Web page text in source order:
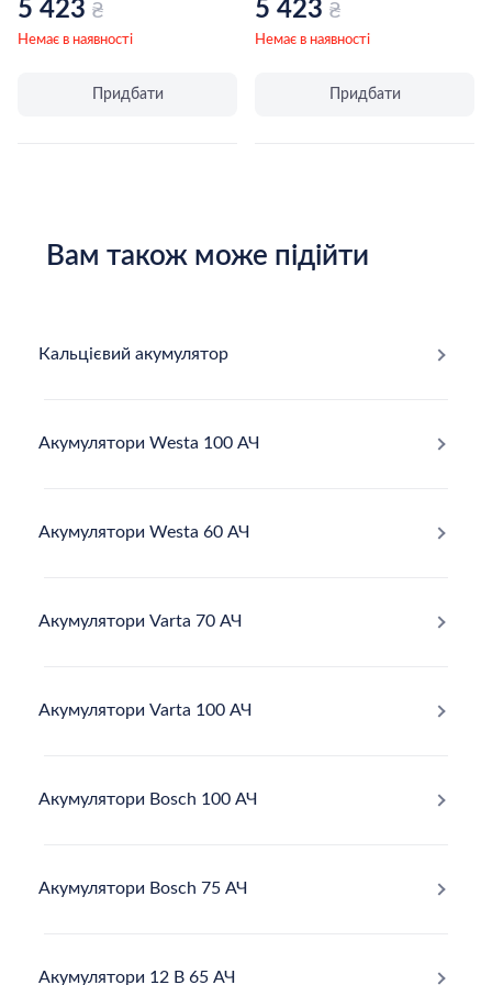
5 423 ₴
Немає в наявності
Придбати
5 423 ₴
Немає в наявності
Придбати
Вам також може підійти
Кальцієвий акумулятор
Акумулятори Westa 100 АЧ
Акумулятори Westa 60 АЧ
Акумулятори Varta 70 АЧ
Акумулятори Varta 100 АЧ
Акумулятори Bosch 100 АЧ
Акумулятори Bosch 75 АЧ
Акумулятори 12 В 65 АЧ